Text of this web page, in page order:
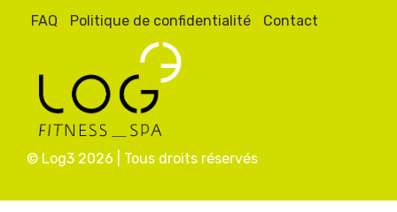
PIED
DE
PAGE
FAQ Politique de confidentialité Contact
© Log3 2026 | Tous droits réservés